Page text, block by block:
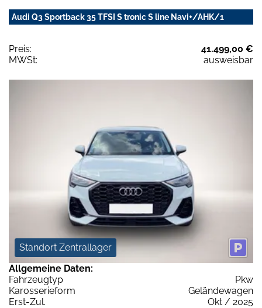
Audi Q3 Sportback 35 TFSI S tronic S line Navi+/AHK/1
Preis:
41.499,00 €
MWSt:
ausweisbar
Standort Zentrallager
Allgemeine Daten:
Fahrzeugtyp
Pkw
Karosserieform
Geländewagen
Erst-Zul.
Okt / 2025